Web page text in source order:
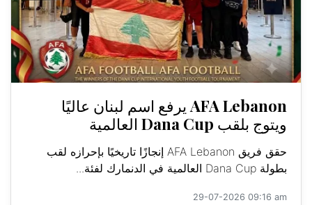
AFA Lebanon يرفع اسم لبنان عاليًا
ويتوج بلقب Dana Cup العالمية
حقق فريق AFA Lebanon إنجازًا تاريخيًا بإحرازه لقب
بطولة Dana Cup العالمية في الدنمارك لفئة...
29-07-2026 09:16 am